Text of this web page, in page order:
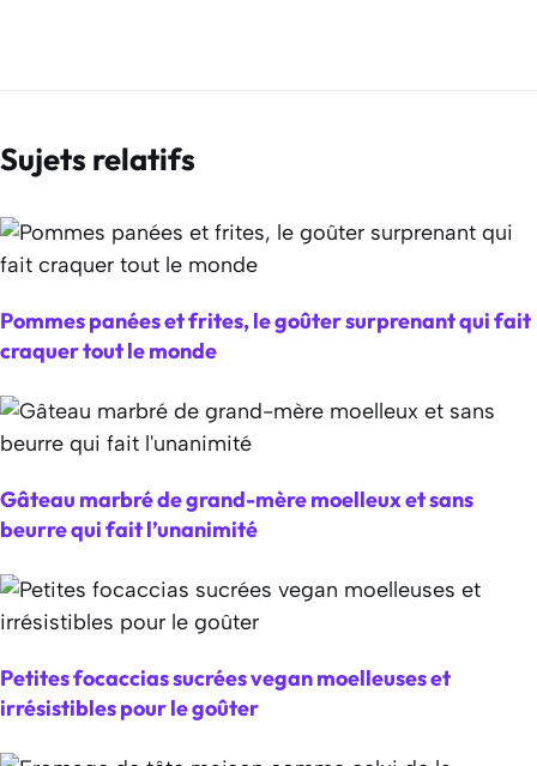
Sujets relatifs
Pommes panées et frites, le goûter surprenant qui fait
craquer tout le monde
Gâteau marbré de grand-mère moelleux et sans
beurre qui fait l’unanimité
Petites focaccias sucrées vegan moelleuses et
irrésistibles pour le goûter